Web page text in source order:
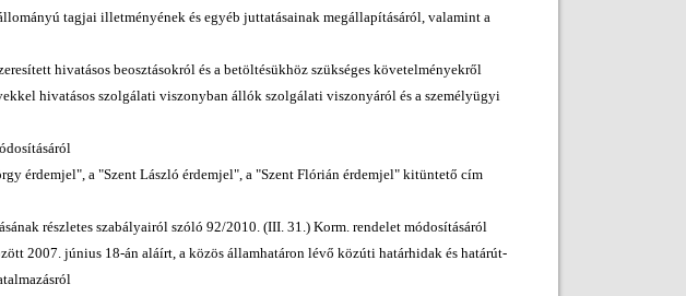
tagjai illetményének és egyéb juttatásainak megállapításáról, valamint a
hivatásos beosztásokról és a betöltésükhöz szükséges követelményekről
hivatásos szolgálati viszonyban állók szolgálati viszonyáról és a személyügyi
érdemjel", a "Szent László érdemjel", a "Szent Flórián érdemjel" kitüntető cím
részletes szabályairól szóló 92/2010. (III. 31.) Korm. rendelet módosításáról
2007. június 18-án aláírt, a közös államhatáron lévő közúti határhidak és határút-